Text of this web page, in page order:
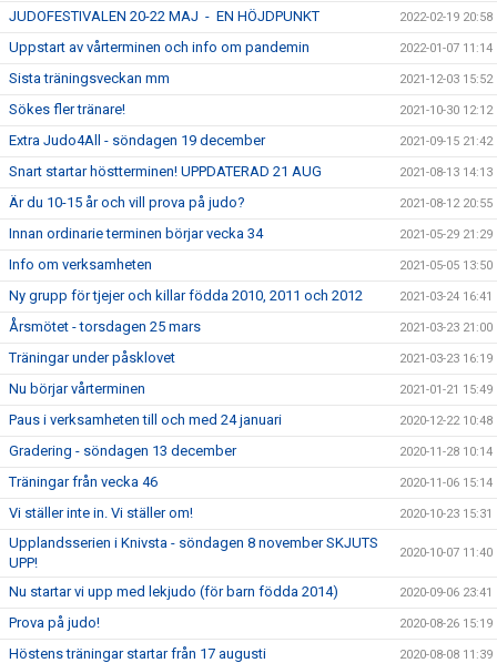
JUDOFESTIVALEN 20-22 MAJ - EN HÖJDPUNKT 2022-02-19 20:58
Uppstart av vårterminen och info om pandemin 2022-01-07 11:14
Sista träningsveckan mm 2021-12-03 15:52
Sökes fler tränare! 2021-10-30 12:12
Extra Judo4All - söndagen 19 december 2021-09-15 21:42
Snart startar höstterminen! UPPDATERAD 21 AUG 2021-08-13 14:13
Är du 10-15 år och vill prova på judo? 2021-08-12 20:55
Innan ordinarie terminen börjar vecka 34 2021-05-29 21:29
Info om verksamheten 2021-05-05 13:50
Ny grupp för tjejer och killar födda 2010, 2011 och 2012 2021-03-24 16:41
Årsmötet - torsdagen 25 mars 2021-03-23 21:00
Träningar under påsklovet 2021-03-23 16:19
Nu börjar vårterminen 2021-01-21 15:49
Paus i verksamheten till och med 24 januari 2020-12-22 10:48
Gradering - söndagen 13 december 2020-11-28 10:14
Träningar från vecka 46 2020-11-06 15:14
Vi ställer inte in. Vi ställer om! 2020-10-23 15:31
Upplandsserien i Knivsta - söndagen 8 november SKJUTS
UPP!
2020-10-07 11:40
Nu startar vi upp med lekjudo (för barn födda 2014) 2020-09-06 23:41
Prova på judo! 2020-08-26 15:19
Höstens träningar startar från 17 augusti 2020-08-08 11:39